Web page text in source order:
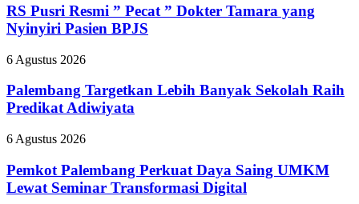
Kilang
Plaju
Tanamkan
Budaya
HSSE
Melalui
Safety
Campaign
Resmi
”
Pecat
Dokter
yang
Nyinyiri
BPJS
RS Pusri Resmi ” Pecat ” Dokter Tamara yang
Nyinyiri Pasien BPJS
Palembang
Lebih
Banyak
Sekolah
Predikat
6 Agustus 2026
Palembang Targetkan Lebih Banyak Sekolah Raih
Predikat Adiwiyata
Pemkot
Perkuat
Daya
Saing
6 Agustus 2026
Pemkot Palembang Perkuat Daya Saing UMKM
Lewat Seminar Transformasi Digital